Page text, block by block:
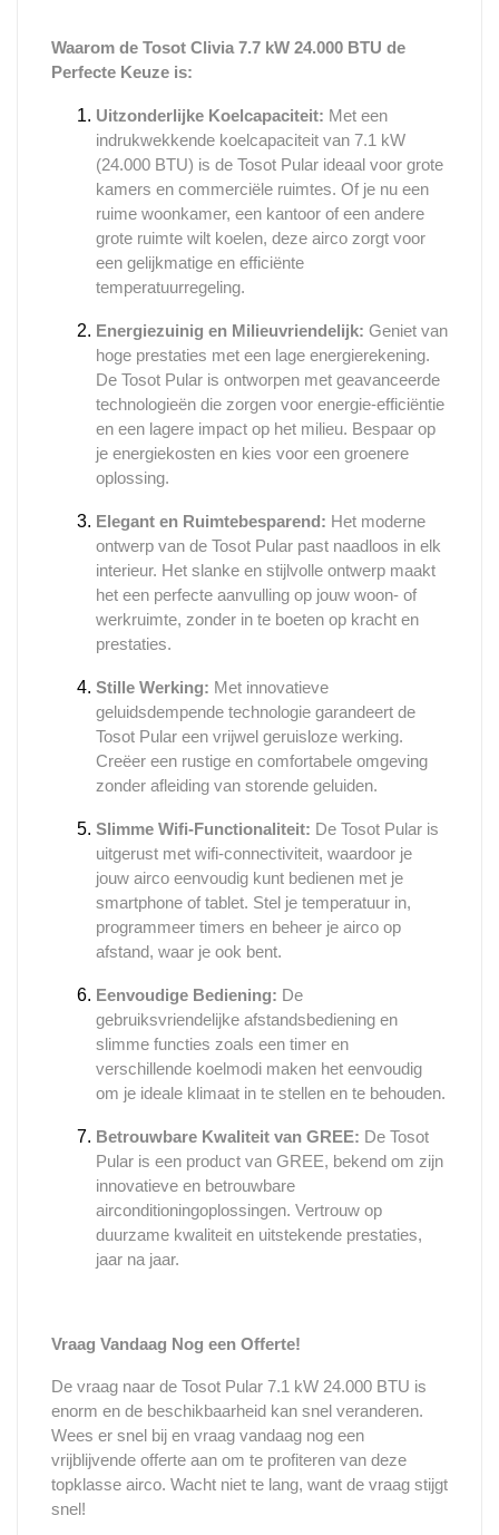
Waarom de Tosot Clivia 7.7 kW 24.000 BTU de
Perfecte Keuze is:
Uitzonderlijke Koelcapaciteit: Met een
indrukwekkende koelcapaciteit van 7.1 kW
(24.000 BTU) is de Tosot Pular ideaal voor grote
kamers en commerciële ruimtes. Of je nu een
ruime woonkamer, een kantoor of een andere
grote ruimte wilt koelen, deze airco zorgt voor
een gelijkmatige en efficiënte
temperatuurregeling.
Energiezuinig en Milieuvriendelijk: Geniet van
hoge prestaties met een lage energierekening.
De Tosot Pular is ontworpen met geavanceerde
technologieën die zorgen voor energie-efficiëntie
en een lagere impact op het milieu. Bespaar op
je energiekosten en kies voor een groenere
oplossing.
Elegant en Ruimtebesparend: Het moderne
ontwerp van de Tosot Pular past naadloos in elk
interieur. Het slanke en stijlvolle ontwerp maakt
het een perfecte aanvulling op jouw woon- of
werkruimte, zonder in te boeten op kracht en
prestaties.
Stille Werking: Met innovatieve
geluidsdempende technologie garandeert de
Tosot Pular een vrijwel geruisloze werking.
Creëer een rustige en comfortabele omgeving
zonder afleiding van storende geluiden.
Slimme Wifi-Functionaliteit: De Tosot Pular is
uitgerust met wifi-connectiviteit, waardoor je
jouw airco eenvoudig kunt bedienen met je
smartphone of tablet. Stel je temperatuur in,
programmeer timers en beheer je airco op
afstand, waar je ook bent.
Eenvoudige Bediening: De
gebruiksvriendelijke afstandsbediening en
slimme functies zoals een timer en
verschillende koelmodi maken het eenvoudig
om je ideale klimaat in te stellen en te behouden.
Betrouwbare Kwaliteit van GREE: De Tosot
Pular is een product van GREE, bekend om zijn
innovatieve en betrouwbare
airconditioningoplossingen. Vertrouw op
duurzame kwaliteit en uitstekende prestaties,
jaar na jaar.
Vraag Vandaag Nog een Offerte!
De vraag naar de Tosot Pular 7.1 kW 24.000 BTU is
enorm en de beschikbaarheid kan snel veranderen.
Wees er snel bij en vraag vandaag nog een
vrijblijvende offerte aan om te profiteren van deze
topklasse airco. Wacht niet te lang, want de vraag stijgt
snel!